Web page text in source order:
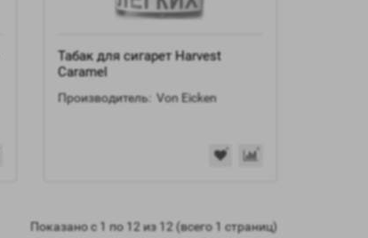
Табак для сигарет Harvest
Caramel
Производитель: Von Eicken
Показано с 1 по 12 из 12 (всего 1 страниц)